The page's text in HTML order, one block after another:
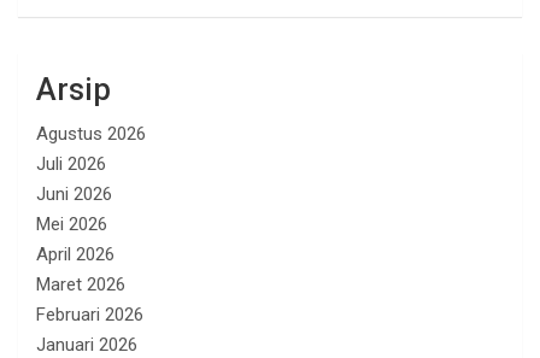
Arsip
Agustus 2026
Juli 2026
Juni 2026
Mei 2026
April 2026
Maret 2026
Februari 2026
Januari 2026